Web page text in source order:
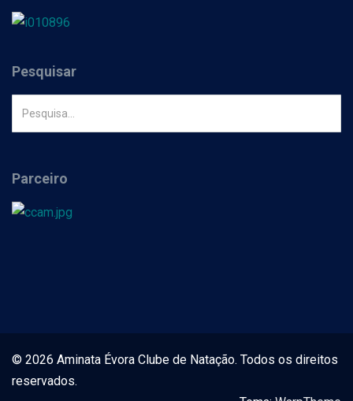
Pesquisar
Parceiro
© 2026 Aminata Évora Clube de Natação. Todos os direitos
reservados.